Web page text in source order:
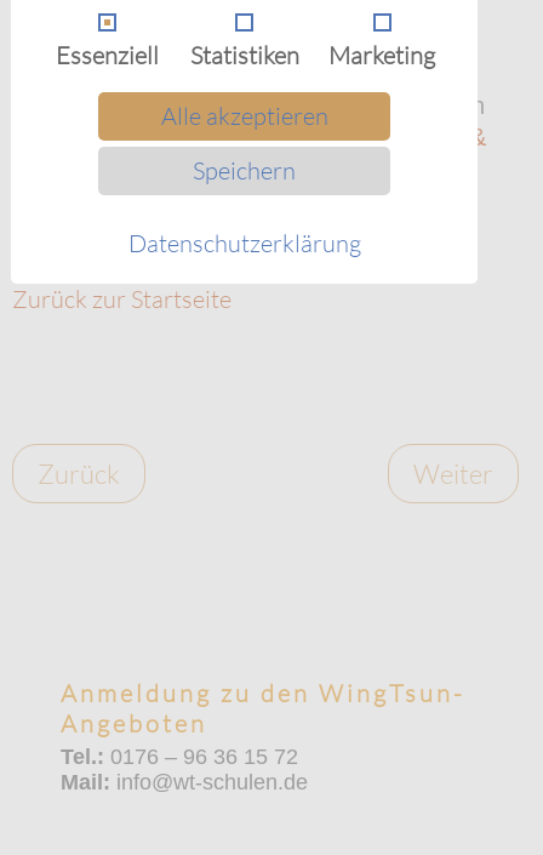
Essenziell Statistiken
Marketing
Alle akzeptieren
Speichern
Datenschutzerklärung
Maße umgesetzt.
Infos und Anmeldung zu einem kostenfreien
Probetraining fürKinderoder Erwachsene &
Zurück zum Menüpunkt 'Über'
Zurück zur Startseite
Zurück Weiter
Anmeldung zu den WingTsun-
Angeboten
Tel.: 0176 – 96 36 15 72
Mail: info@wt-schulen.de